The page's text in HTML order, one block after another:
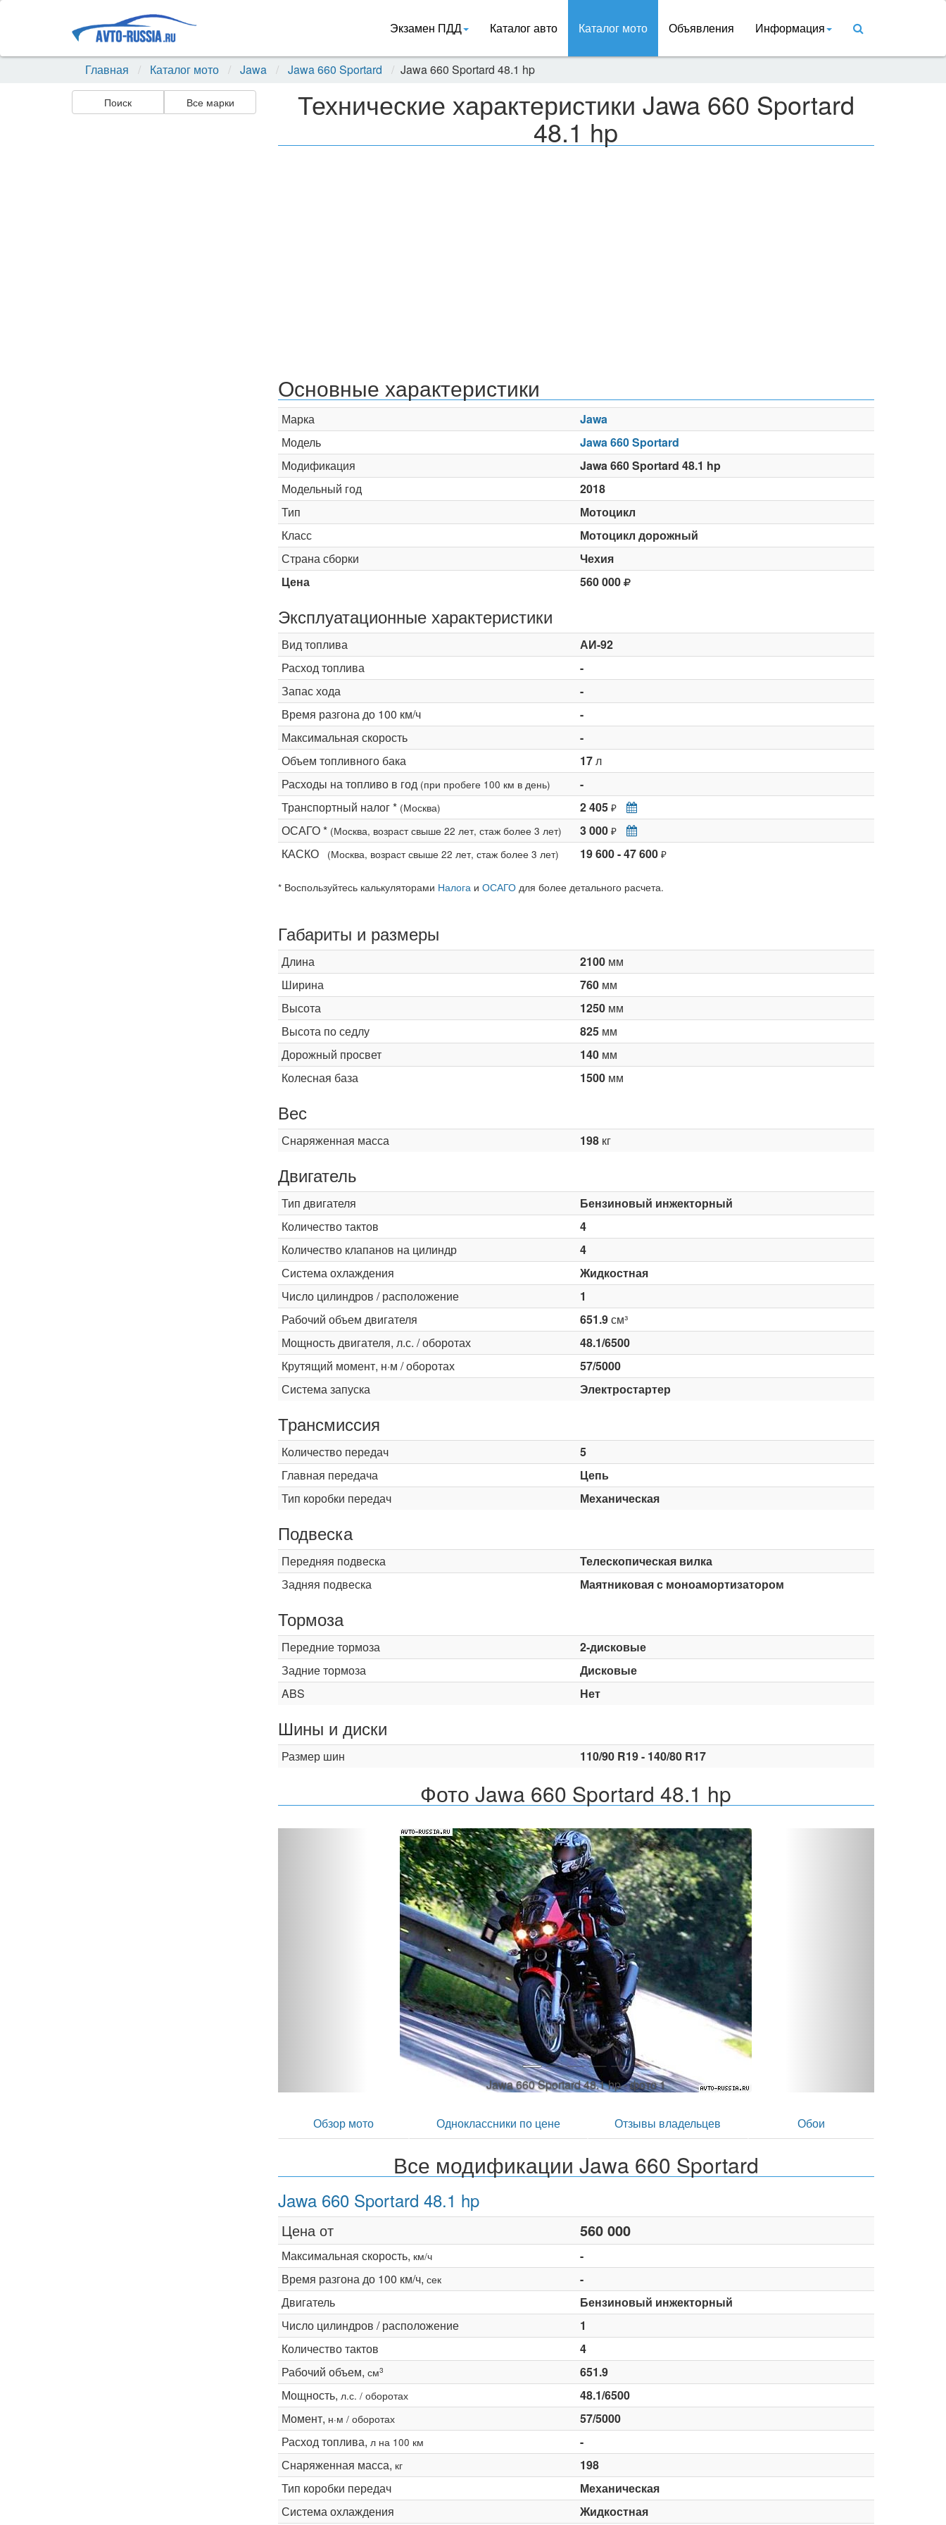
Экзамен ПДД Каталог авто Каталог мото Объявления Информация
Главная Каталог мото Jawa Jawa 660 Sportard Jawa 660 Sportard 48.1 hp
Поиск Все марки Технические характеристики Jawa 660 Sportard
48.1 hp
Основные характеристики
Марка
Jawa
Модель
Jawa 660 Sportard
Модификация
Jawa 660 Sportard 48.1 hp
Модельный год
2018
Тип
Мотоцикл
Класс
Мотоцикл дорожный
Страна сборки
Чехия
Цена
560 000
Эксплуатационные характеристики
Вид топлива
АИ-92
Расход топлива
-
Запас хода
-
Время разгона до 100 км/ч
-
Максимальная скорость
-
Объем топливного бака
17л
Расходы на топливо в год (при пробеге 100 км в день)
-
Транспортный налог * (Москва) 2 405 ₽
ОСАГО * (Москва, возраст свыше 22 лет, стаж более 3 лет) 3 000 ₽
КАСКО (Москва, возраст свыше 22 лет, стаж более 3 лет) 19 600 - 47 600 ₽
* Воспользуйтесь калькуляторами Налогаи ОСАГОдля более детального расчета.
Габариты и размеры
Длина 2100мм
Ширина
760мм
Высота
1250мм
Высота по седлу
825мм
Дорожный просвет
140мм
Колесная база
1500мм
Вес
Снаряженная масса 198кг
Двигатель
Тип двигателя
Бензиновый инжекторный
Количество тактов
4
Количество клапанов на цилиндр
4
Система охлаждения
Жидкостная
Число цилиндров / расположение
1
Рабочий объем двигателя
651.9см³
Мощность двигателя, л.с. / оборотах
48.1/6500
Крутящий момент, н·м / оборотах
57/5000
Система запуска
Электростартер
Трансмиссия
Количество передач
5
Главная передача
Цепь
Тип коробки передач
Механическая
Подвеска
Передняя подвеска
Телескопическая вилка
Задняя подвеска
Маятниковая с моноамортизатором
Тормоза
Передние тормоза
2-дисковые
Задние тормоза
Дисковые
ABS
Нет
Шины и диски
Размер шин 110/90 R19 - 140/80 R17
Фото Jawa 660 Sportard 48.1 hp
Jawa 660 Sportard 48.1 hp - фото 2
Обзор мото Одноклассники по цене Отзывы владельцев Обои
Все модификации Jawa 660 Sportard
Jawa 660 Sportard 48.1 hp
Цена от 560 000
Максимальная скорость, км/ч
-
Время разгона до 100 км/ч, сек
-
Двигатель
Бензиновый инжекторный
Число цилиндров / расположение
1
Количество тактов
4
Рабочий объем, см3
651.9
Мощность, л.с. / оборотах
48.1/6500
Момент, н·м / оборотах
57/5000
Расход топлива, л на 100 км
-
Снаряженная масса, кг
198
Тип коробки передач
Механическая
Система охлаждения
Жидкостная